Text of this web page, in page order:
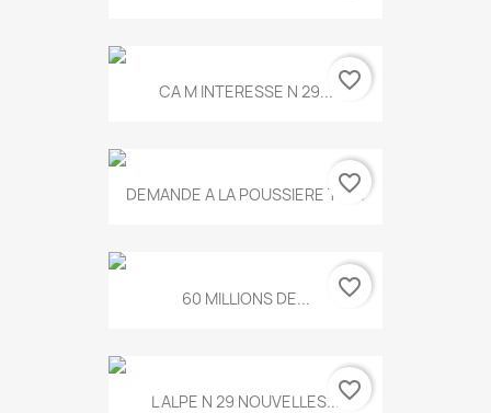
CA M INTERESSE N 29... favorite_border
DEMANDE A LA POUSSIERE T.778
favorite_border
60 MILLIONS DE... favorite_border
L ALPE N 29 NOUVELLES...favorite_border